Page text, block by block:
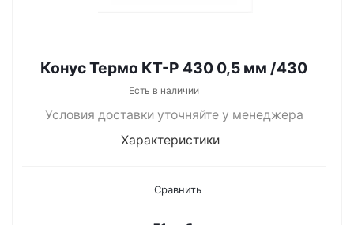
Конус Термо КТ-Р 430 0,5 мм /430
Есть в наличии
Условия доставки уточняйте у менеджера
Характеристики
Сравнить